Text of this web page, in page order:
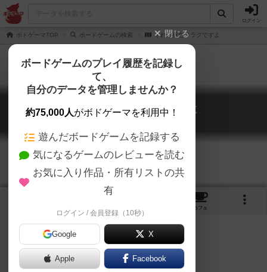
ログイン
ボドゲーマTOP ボードゲームの検索 それ、死亡フラグですよ
それ、死亡フラグですよ
Sore Shibou Flag desuyo
カフェ
「…？気のせいか…」
「…やったか！？」
閉じる
ボードゲームのプレイ履歴を記録し
て、
自分のデータを管理しませんか？
約75,000人がボドゲーマを利用中！
遊んだボードゲームを記録する
気になるゲームのレビューを読む
お気に入り作品・所有リストの共
有
ログイン / 会員登録（10秒）
Google X
Apple Facebook